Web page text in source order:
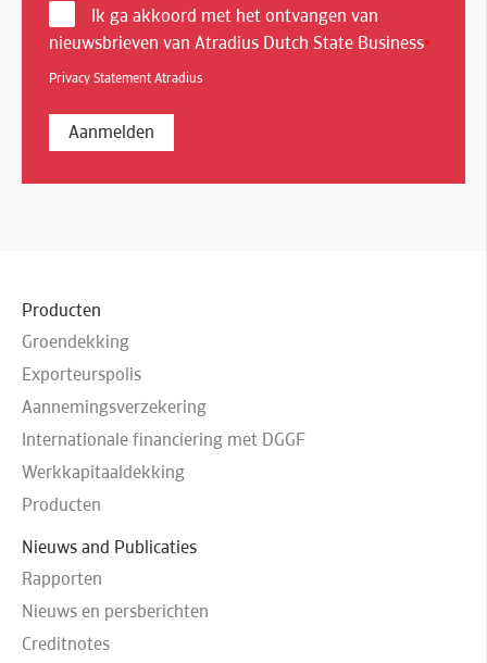
Ik ga akkoord met het ontvangen van
nieuwsbrieven van Atradius Dutch State Business*
Privacy Statement Atradius
Producten
Groendekking
Exporteurspolis
Aannemingsverzekering
Internationale financiering met DGGF
Werkkapitaaldekking
Producten
Nieuws and Publicaties
Rapporten
Nieuws en persberichten
Creditnotes